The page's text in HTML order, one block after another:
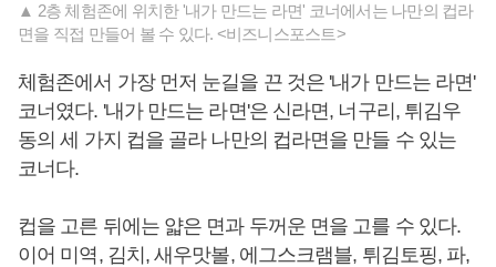
▲ 2층 체험존에 위치한 '내가 만드는 라면' 코너에서는 나만의 컵라
면을 직접 만들어 볼 수 있다. <비즈니스포스트>
체험존에서 가장 먼저 눈길을 끈 것은 '내가 만드는 라면'
코너였다. '내가 만드는 라면'은 신라면, 너구리, 튀김우
동의 세 가지 컵을 골라 나만의 컵라면을 만들 수 있는
코너다.
컵을 고른 뒤에는 얇은 면과 두꺼운 면을 고를 수 있다.
이어 미역, 김치, 새우맛볼, 에그스크램블, 튀김토핑, 파,